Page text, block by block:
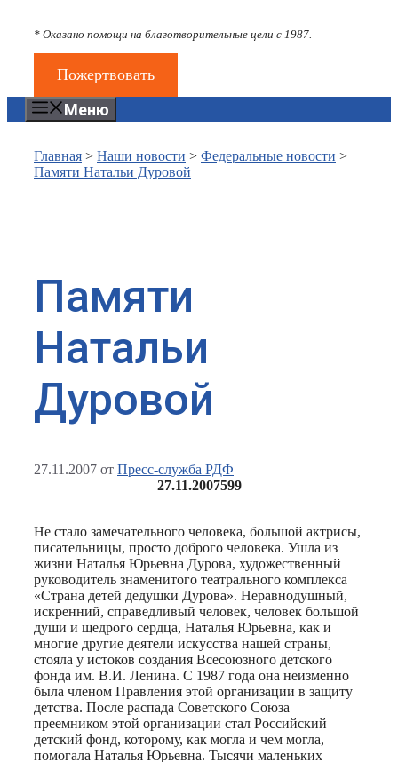
* Оказано помощи на благотворительные цели с 1987.
Пожертвовать
Меню
Главная > Наши новости > Федеральные новости >
Памяти Натальи Дуровой
Памяти
Натальи
Дуровой
27.11.2007 от Пресс-служба РДФ
27.11.2007599
Не стало замечательного человека, большой актрисы,
писательницы, просто доброго человека. Ушла из
жизни Наталья Юрьевна Дурова, художественный
руководитель знаменитого театрального комплекса
«Страна детей дедушки Дурова». Неравнодушный,
искренний, справедливый человек, человек большой
души и щедрого сердца, Наталья Юрьевна, как и
многие другие деятели искусства нашей страны,
стояла у истоков создания Всесоюзного детского
фонда им. В.И. Ленина. С 1987 года она неизменно
была членом Правления этой организации в защиту
детства. После распада Советского Союза
преемником этой организации стал Российский
детский фонд, которому, как могла и чем могла,
помогала Наталья Юрьевна. Тысячи маленьких